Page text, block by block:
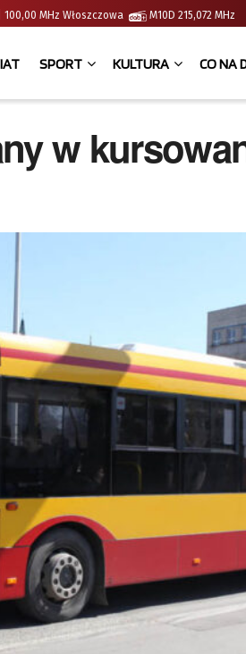
MHz Włoszczowa M10D
SPORT KULTURA CO NA
w